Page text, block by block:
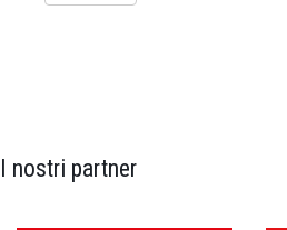
I nostri partner